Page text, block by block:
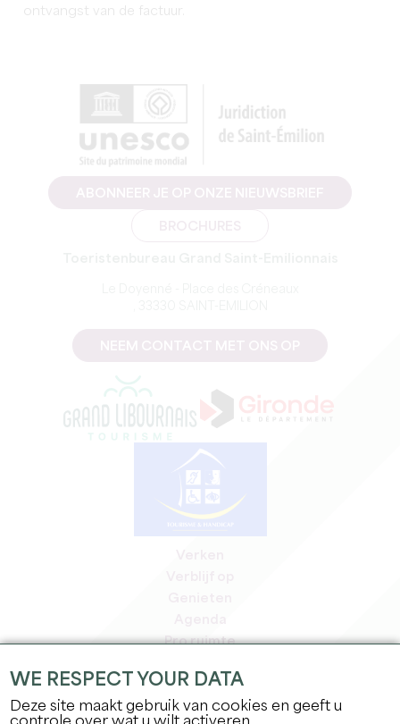
ontvangst van de factuur.
Pro ruimte
Pers ruimte
Banen & stages
WE RESPECT YOUR DATA
Deze site maakt gebruik van cookies en geeft u